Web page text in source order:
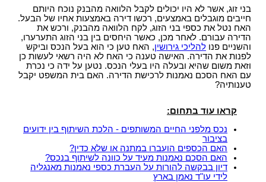
אי תשלום מזונות
מאסר עקב אי תשלום מזונות
מה ניתן להכיל בהסכם ממון?
שינוי הסכם ממון
הסכם לחיים משותפים
מתי חשוב לעשות צוואה
סוגי צוואות
התנגדות לצוואה
עצות לעריכת צוואה
צו ירושה
בני זוג, אשר לא היו יכולים לקבל הלוואה מהבנק נוכח היותם
חייבים מוגבלים באמצעים, רכשו דירה באמצעות אחיו של הבעל.
האח נטל את כספי בני הזוג, לקח הלוואה מהבנק, ורכש את
הדירה עבורם. לאחר מכן, כאשר היחסים בין בני הזוג התערערו,
והשניים פנו להליכי גירושין, האח טען כי הוא בעל הנכס וביקש
לפנות את הדירה. האישה טענה כי האח לא היה רשאי לעשות כן
וזאת משום שהיא ובעלה היו בעלי הנכס. נטען על ידה כי נכרת
עם האח הסכם נאמנות לרכישת הדירה. האם בית המשפט יקבל
טענותיה?
קראו עוד בתחום:
נכס מלפני החיים המשותפים - הלכת השיתוף בין ידועים
בציבור
האם הכספים הועברו במתנה או שלא כדין?
האם הסכם נאמנות מעיד על כוונה לשיתוף בנכס?
דיון בבקשה להורות על העברת כספי נאמנות מאנגליה
לידי עו"ד נאמן בארץ